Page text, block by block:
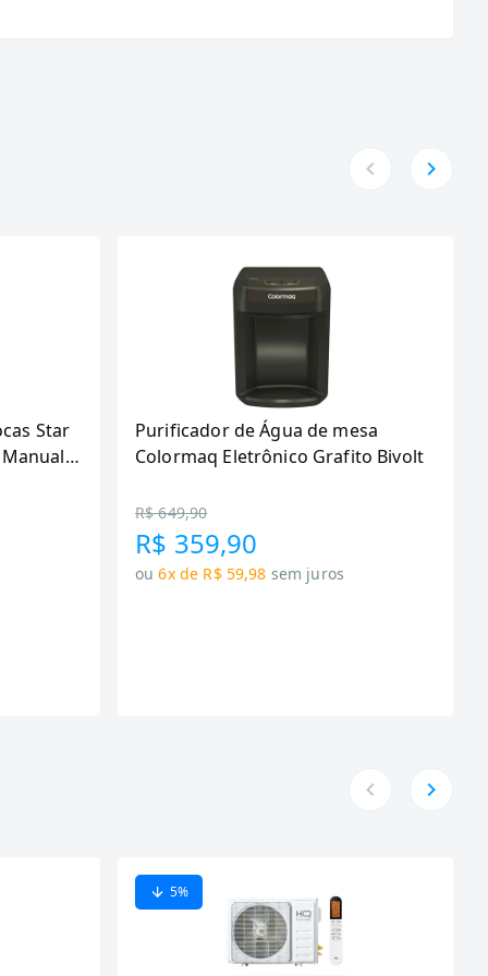
Star
Purificador de Água de mesa
Colormaq Eletrônico Grafito Bivolt
R$ 649,90
R$ 359,90
ou 6x de R$ 59,98 sem juros
5%